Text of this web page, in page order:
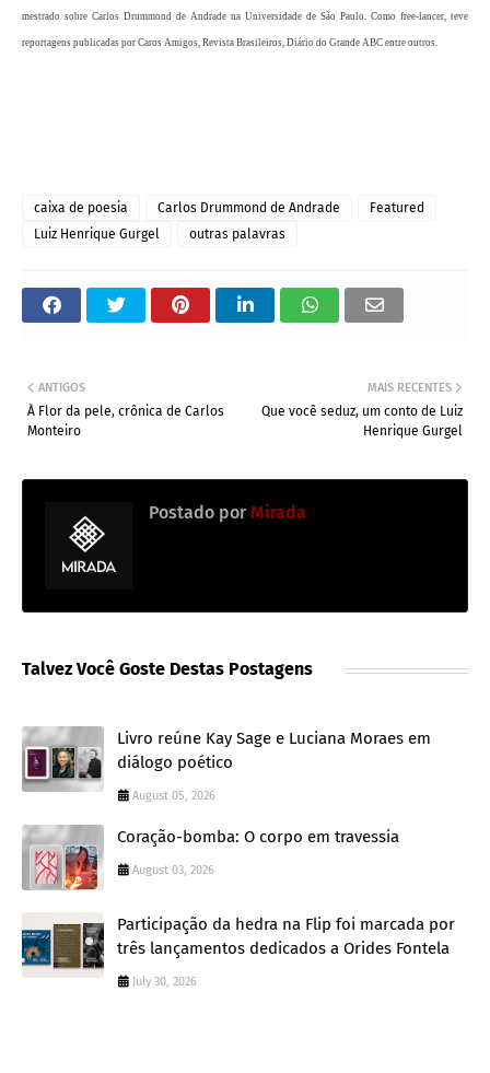
mestrado sobre Carlos Drummond de Andrade na Universidade de São Paulo. Como free-lancer, teve
reportagens publicadas por Caros Amigos, Revista Brasileiros, Diário do Grande ABC entre outros.
caixa de poesia Carlos Drummond de Andrade
Featured
Luiz Henrique Gurgel
outras palavras
MAIS RECENTES
Que você seduz, um conto de Luiz
Henrique Gurgel
ANTIGOS
À Flor da pele, crônica de Carlos
Monteiro
Postado por Mirada
Talvez Você Goste Destas Postagens
Livro reúne Kay Sage e Luciana Moraes em
diálogo poético
August 05, 2026
Coração-bomba: O corpo em travessia
August 03, 2026
Participação da hedra na Flip foi marcada por
três lançamentos dedicados a Orides Fontela
July 30, 2026